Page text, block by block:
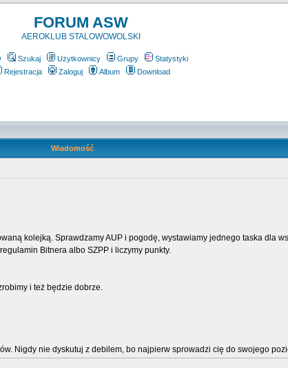
FORUM ASW
AEROKLUB STALOWOWOLSKI
Szukaj Użytkownicy Grupy
Statystyki
Rejestracja
Zaloguj Album Download
Wiadomość
kolejką. Sprawdzamy AUP i pogodę, wystawiamy jednego taska dla
Bitnera albo SZPP i liczymy punkty.
i też będzie dobrze.
Nigdy nie dyskutuj z debilem, bo najpierw sprowadzi cię do swojego